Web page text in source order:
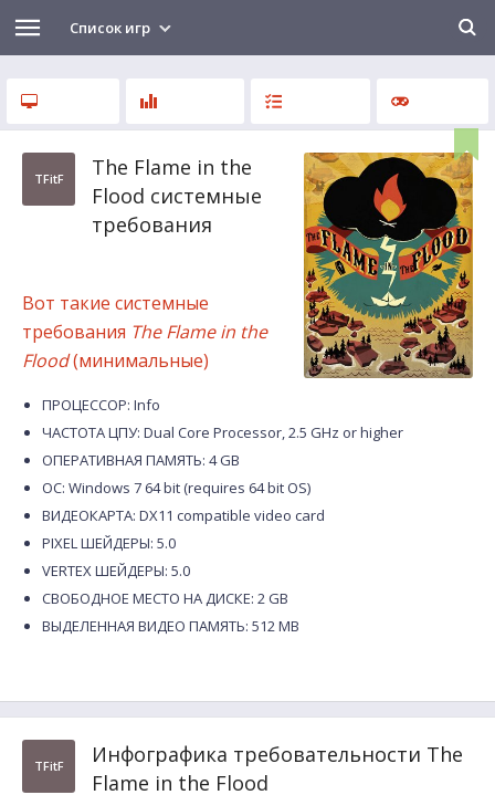
Список игр
TFitF
The Flame in the
Flood системные
требования
Вот такие системные
требования The Flame in the
Flood(минимальные)
ПРОЦЕССОР: Info
ЧАСТОТА ЦПУ: Dual Core Processor, 2.5 GHz or higher
ОПЕРАТИВНАЯ ПАМЯТЬ: 4 GB
ОС: Windows 7 64 bit (requires 64 bit OS)
ВИДЕОКАРТА: DX11 compatible video card
PIXEL ШЕЙДЕРЫ: 5.0
VERTEX ШЕЙДЕРЫ: 5.0
СВОБОДНОЕ МЕСТО НА ДИСКЕ: 2 GB
ВЫДЕЛЕННАЯ ВИДЕО ПАМЯТЬ: 512 MB
TFitF
Инфографика требовательности The
Flame in the Flood